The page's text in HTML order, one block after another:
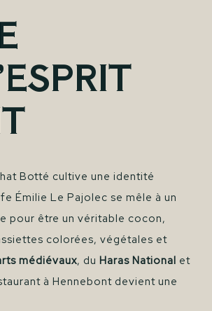
Botté cultive une identité
Émilie Le Pajolec se mêle à un
pour être un véritable cocon,
colorées, végétales et
médiévaux, du Haras National et
à Hennebont devient une